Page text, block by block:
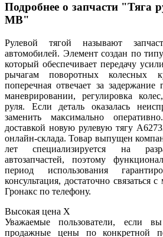
Подробнее о запчасти "Тяга
MB"
Рулевой тягой называют
автомобилей. Элемент создан по
который обеспечивает передачу
рычагам поворотных колесных
поперечная отвечает за задержание
маневрировании, регулировка
руля. Если деталь оказалась
заменить максимально
доставкой новую рулевую тягу
онлайн-склада. Товар выпущен
лет специализируется на
автозапчастей, поэтому
период использования
консультация, достаточно связаться
Гронакс по телефону.
Высокая цена X
Уважаемые пользователи, если
продажные цены по конкретной